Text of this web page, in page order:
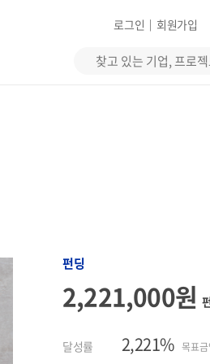
회원가입
|
로그인
펀딩
2,221,000원
달성률 2,221% 목표